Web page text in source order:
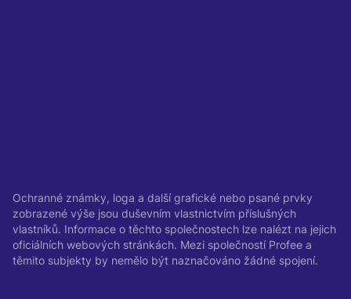
Ochranné známky, loga a další grafické nebo psané prvky
zobrazené výše jsou duševním vlastnictvím příslušných
vlastníků. Informace o těchto společnostech lze nalézt na jejich
oficiálních webových stránkách. Mezi společností Profee a
těmito subjekty by nemělo být naznačováno žádné spojení.